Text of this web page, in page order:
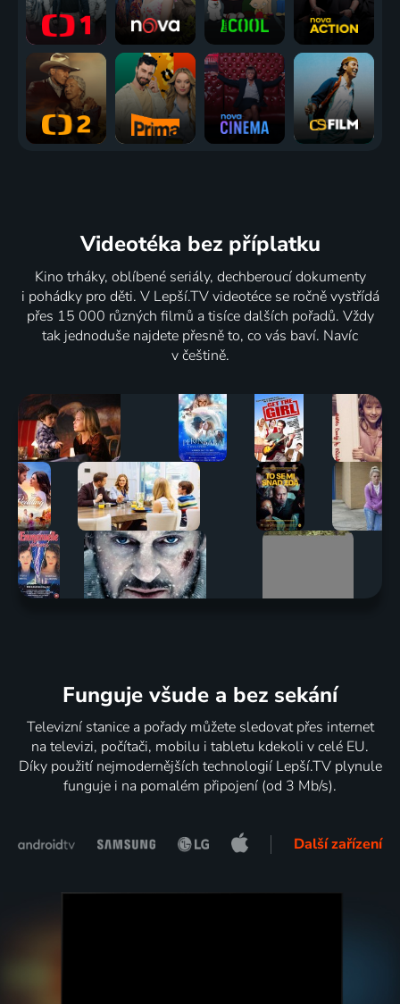
Videotéka bez příplatku
Kino trháky, oblíbené seriály, dechberoucí dokumenty
i pohádky pro děti. V Lepší.TV videotéce se ročně vystřídá
přes 15 000 různých filmů a tisíce dalších pořadů. Vždy
tak jednoduše najdete přesně to, co vás baví. Navíc
v češtině.
Funguje všude a bez sekání
Televizní stanice a pořady můžete sledovat přes internet
na televizi, počítači, mobilu i tabletu kdekoli v celé EU.
Díky použití nejmodernějších technologií Lepší.TV plynule
funguje i na pomalém připojení (od 3 Mb/s).
Další zařízení